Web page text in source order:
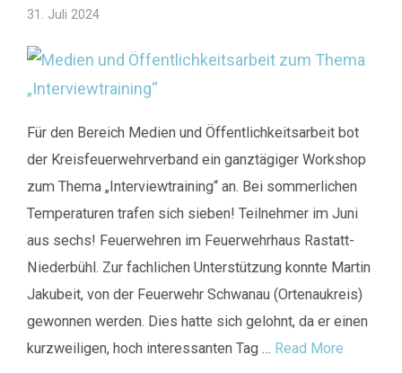
31. Juli 2024
Für den Bereich Medien und Öffentlichkeitsarbeit bot
der Kreisfeuerwehrverband ein ganztägiger Workshop
zum Thema „Interviewtraining“ an. Bei sommerlichen
Temperaturen trafen sich sieben! Teilnehmer im Juni
aus sechs! Feuerwehren im Feuerwehrhaus Rastatt-
Niederbühl. Zur fachlichen Unterstützung konnte Martin
Jakubeit, von der Feuerwehr Schwanau (Ortenaukreis)
gewonnen werden. Dies hatte sich gelohnt, da er einen
kurzweiligen, hoch interessanten Tag … Read More